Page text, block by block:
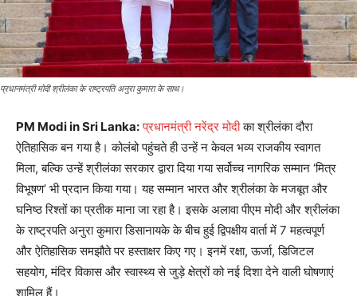
प्रधानमंत्री मोदी श्रीलंका के राष्ट्रपति अनुरा कुमारा के साथ।
PM Modi in Sri Lanka: प्रधानमंत्री नरेंद्र मोदीका श्रीलंका दौरा
ऐतिहासिक बन गया है। कोलंबो पहुंचते ही उन्हें न केवल भव्य राजकीय स्वागत
मिला, बल्कि उन्हें श्रीलंका सरकार द्वारा दिया गया सर्वोच्च नागरिक सम्मान ‘मित्र
विभूषण’ भी प्रदान किया गया। यह सम्मान भारत और श्रीलंका के मजबूत और
घनिष्ठ रिश्तों का प्रतीक माना जा रहा है। इसके अलावा पीएम मोदी और श्रीलंका
के राष्ट्रपति अनुरा कुमारा डिसानायके के बीच हुई द्विपक्षीय वार्ता में 7 महत्वपूर्ण
और ऐतिहासिक समझौते पर हस्ताक्षर किए गए। इनमें रक्षा, ऊर्जा, डिजिटल
सहयोग, मंदिर विकास और स्वास्थ्य से जुड़े क्षेत्रों को नई दिशा देने वाली घोषणाएं
शामिल हैं।